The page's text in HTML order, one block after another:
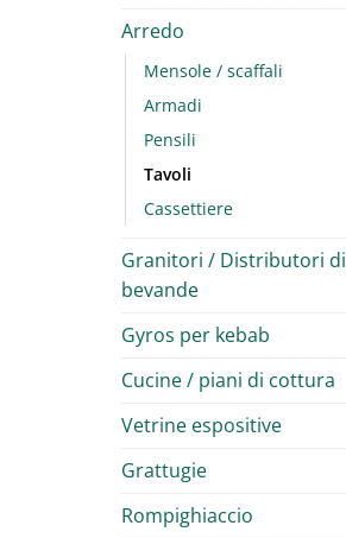
Arredo
Mensole / scaffali
Armadi
Pensili
Tavoli
Cassettiere
Granitori / Distributori di
bevande
Gyros per kebab
Cucine / piani di cottura
Vetrine espositive
Grattugie
Rompighiaccio